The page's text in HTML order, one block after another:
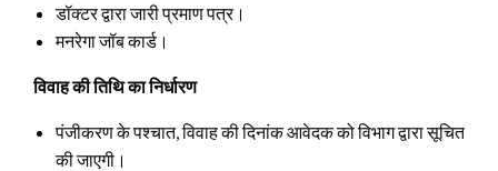
डॉक्टर द्वारा जारी प्रमाण पत्र।
मनरेगा जॉब कार्ड।
विवाह की तिथि का निर्धारण
पंजीकरण के पश्चात, विवाह की दिनांक आवेदक को विभाग द्वारा सूचित
की जाएगी।